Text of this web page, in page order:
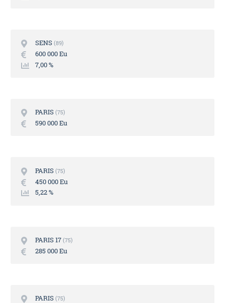
SENS 89
600 000 Eu
7,00 %
PARIS 75
590 000 Eu
PARIS 75
450 000 Eu
5,22 %
PARIS 17 75
285 000 Eu
PARIS 75